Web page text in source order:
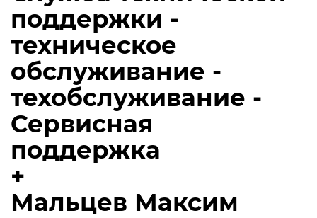
поддержки -
техническое
обслуживание -
техобслуживание -
Сервисная
поддержка
+
Мальцев Максим